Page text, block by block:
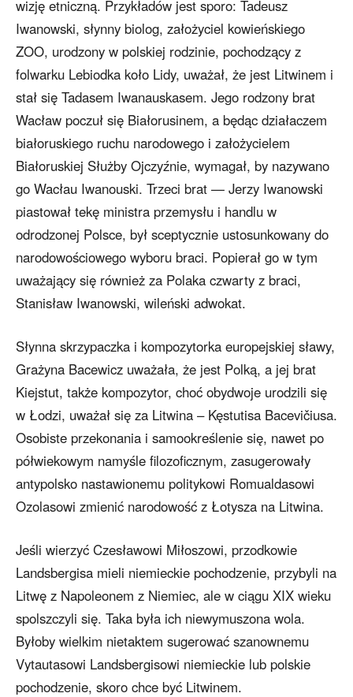
wizję etniczną. Przykładów jest sporo: Tadeusz
Iwanowski, słynny biolog, założyciel kowieńskiego
ZOO, urodzony w polskiej rodzinie, pochodzący z
folwarku Lebiodka koło Lidy, uważał, że jest Litwinem i
stał się Tadasem Iwanauskasem. Jego rodzony brat
Wacław poczuł się Białorusinem, a będąc działaczem
białoruskiego ruchu narodowego i założycielem
Białoruskiej Służby Ojczyźnie, wymagał, by nazywano
go Wacłau Iwanouski. Trzeci brat — Jerzy Iwanowski
piastował tekę ministra przemysłu i handlu w
odrodzonej Polsce, był sceptycznie ustosunkowany do
narodowościowego wyboru braci. Popierał go w tym
uważający się również za Polaka czwarty z braci,
Stanisław Iwanowski, wileński adwokat.
Słynna skrzypaczka i kompozytorka europejskiej sławy,
Grażyna Bacewicz uważała, że jest Polką, a jej brat
Kiejstut, także kompozytor, choć obydwoje urodzili się
w Łodzi, uważał się za Litwina – Kęstutisa Bacevičiusa.
Osobiste przekonania i samookreślenie się, nawet po
półwiekowym namyśle filozoficznym, zasugerowały
antypolsko nastawionemu politykowi Romualdasowi
Ozolasowi zmienić narodowość z Łotysza na Litwina.
Jeśli wierzyć Czesławowi Miłoszowi, przodkowie
Landsbergisa mieli niemieckie pochodzenie, przybyli na
Litwę z Napoleonem z Niemiec, ale w ciągu XIX wieku
spolszczyli się. Taka była ich niewymuszona wola.
Byłoby wielkim nietaktem sugerować szanownemu
Vytautasowi Landsbergisowi niemieckie lub polskie
pochodzenie, skoro chce być Litwinem.